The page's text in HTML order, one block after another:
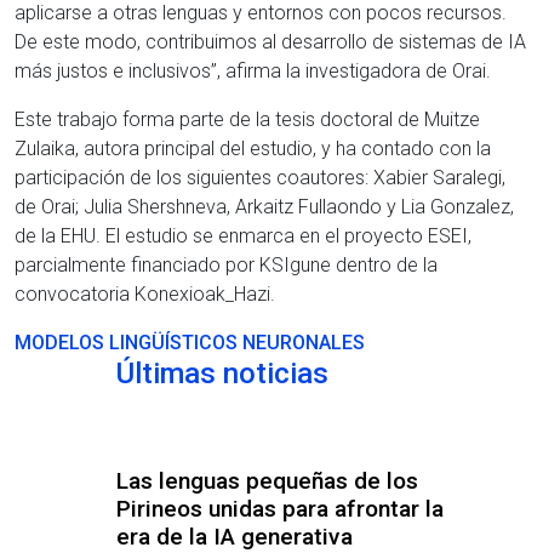
aplicarse a otras lenguas y entornos con pocos recursos.
De este modo, contribuimos al desarrollo de sistemas de IA
más justos e inclusivos”, afirma la investigadora de Orai.
Este trabajo forma parte de la tesis doctoral de Muitze
Zulaika, autora principal del estudio, y ha contado con la
participación de los siguientes coautores: Xabier Saralegi,
de Orai; Julia Shershneva, Arkaitz Fullaondo y Lia Gonzalez,
de la EHU. El estudio se enmarca en el proyecto ESEI,
parcialmente financiado por KSIgune dentro de la
convocatoria Konexioak_Hazi.
MODELOS LINGÜÍSTICOS NEURONALES
Últimas noticias
Las lenguas pequeñas de los
Pirineos unidas para afrontar la
era de la IA generativa